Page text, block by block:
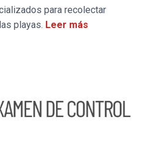
para recolectar
playas. Leer más